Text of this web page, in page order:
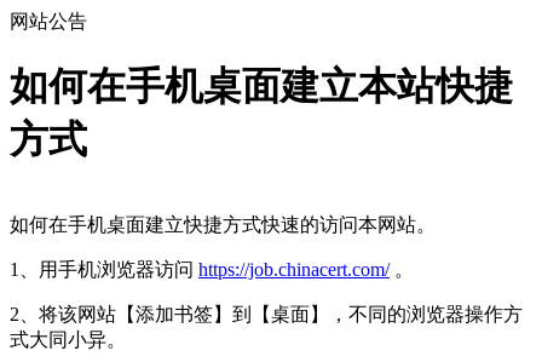
网站公告
如何在手机桌面建立本站快捷
方式
如何在手机桌面建立快捷方式快速的访问本网站。
1、用手机浏览器访问 https://job.chinacert.com/。
2、将该网站【添加书签】到【桌面】，不同的浏览器操作方
式大同小异。